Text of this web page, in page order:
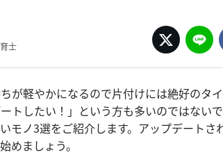
士
が軽やかになるので片付けには絶好のタ
トしたい！」という方も多いのではない
モノ3選をご紹介します。アップデートさ
めましょう。